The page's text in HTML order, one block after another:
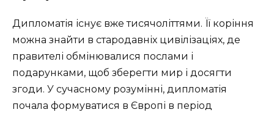
Дипломатія існує вже тисячоліттями. Її коріння
можна знайти в стародавніх цивілізаціях, де
правителі обмінювалися послами і
подарунками, щоб зберегти мир і досягти
згоди. У сучасному розумінні, дипломатія
почала формуватися в Європі в період